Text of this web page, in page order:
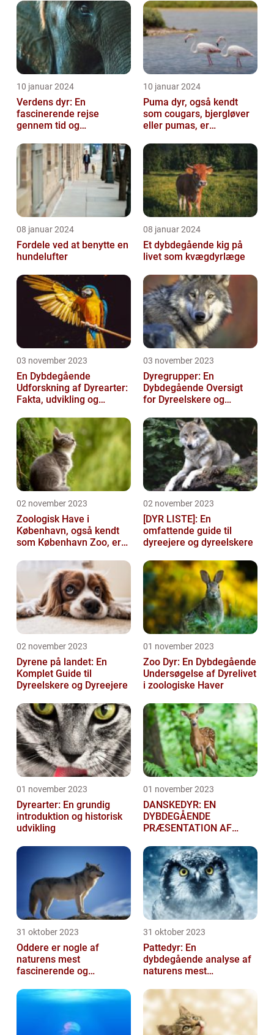
10 januar 2024
Verdens dyr: En
fascinerende rejse
gennem tid og
10 januar 2024
Puma dyr, også kendt
som cougars, bjergløver
eller pumas, er
imponerende væsener,
de...
08 januar 2024
Fordele ved at benytte en
hundelufter
08 januar 2024
Et dybdegående kig på
livet som kvægdyrlæge
03 november 2023
En Dybdegående
Udforskning af Dyrearter:
Fakta, udvikling og
03 november 2023
Dyregrupper: En
Dybdegående Oversigt
for Dyreelskere og
02 november 2023
Zoologisk Have i
København, også kendt
som København Zoo, er
og mest populære ...
02 november 2023
[DYR LISTE]: En
omfattende guide til
dyreejere og dyreelskere
02 november 2023
Dyrene på landet: En
Komplet Guide til
Dyreelskere og Dyreejere
01 november 2023
Zoo Dyr: En Dybdegående
Undersøgelse af Dyrelivet
i zoologiske Haver
01 november 2023
Dyrearter: En grundig
introduktion og historisk
udvikling
01 november 2023
DANSKEDYR: EN
DYBDEGÅENDE
PRÆSENTATION AF
31 oktober 2023
Oddere er nogle af
naturens mest
fascinerende og
31 oktober 2023
Pattedyr: En
dybdegående analyse af
naturens mest